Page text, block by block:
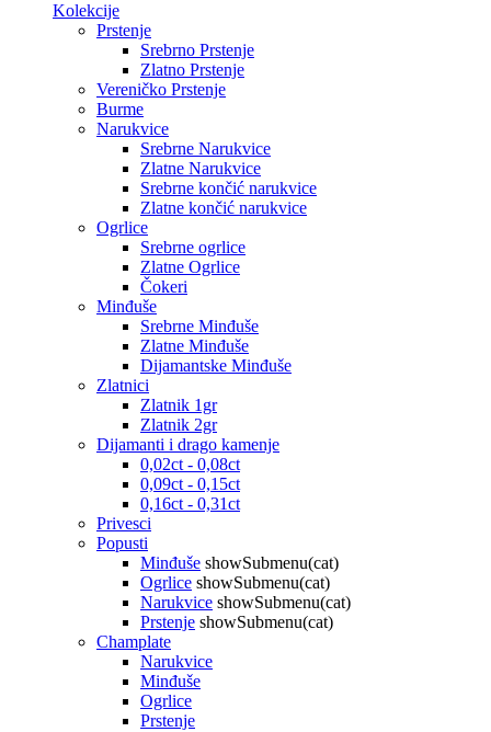
Kolekcije
Prstenje
Srebrno Prstenje
Zlatno Prstenje
Vereničko Prstenje
Burme
Narukvice
Srebrne Narukvice
Zlatne Narukvice
Srebrne končić narukvice
Zlatne končić narukvice
Ogrlice
Srebrne ogrlice
Zlatne Ogrlice
Čokeri
Minđuše
Srebrne Minđuše
Zlatne Minđuše
Dijamantske Minđuše
Zlatnici
Zlatnik 1gr
Zlatnik 2gr
Dijamanti i drago kamenje
0,02ct - 0,08ct
0,09ct - 0,15ct
0,16ct - 0,31ct
Privesci
Popusti
Minđuše showSubmenu(cat)
Ogrlice showSubmenu(cat)
Narukvice showSubmenu(cat)
Prstenje showSubmenu(cat)
Champlate
Narukvice
Minđuše
Ogrlice
Prstenje